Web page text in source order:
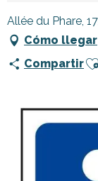
Allée du Phare,
Cómo llegar
Compartir